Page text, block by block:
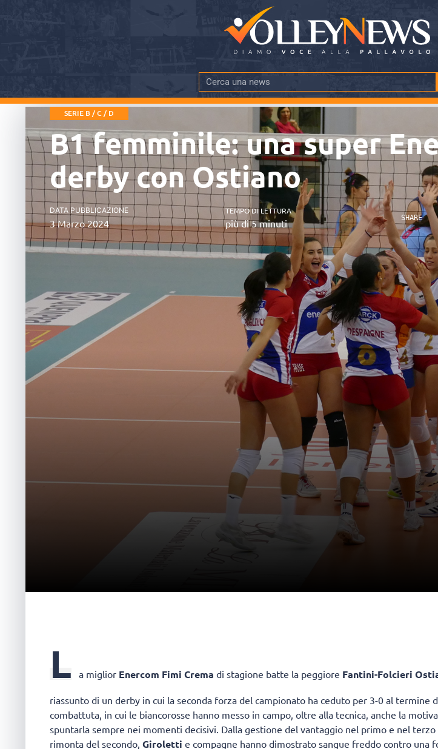
SERIE B / C / D
B1 femminile: una super
derby con Ostiano
DATA PUBBLICAZIONE
3 Marzo 2024
TEMPO DI LETTURA
più di 5 minuti SHARE
L a miglior Enercom Fimi Crema di stagione batte la peggiore Fantini-Folcieri
riassunto di un derby in cui la seconda forza del campionato ha ceduto per 3-0 al termine
combattuta, in cui le biancorosse hanno messo in campo, oltre alla tecnica, anche la
spuntarla sempre nei momenti decisivi. Dalla gestione del vantaggio nel primo e nel terzo
rimonta del secondo, Giroletti e compagne hanno dimostrato sangue freddo contro una